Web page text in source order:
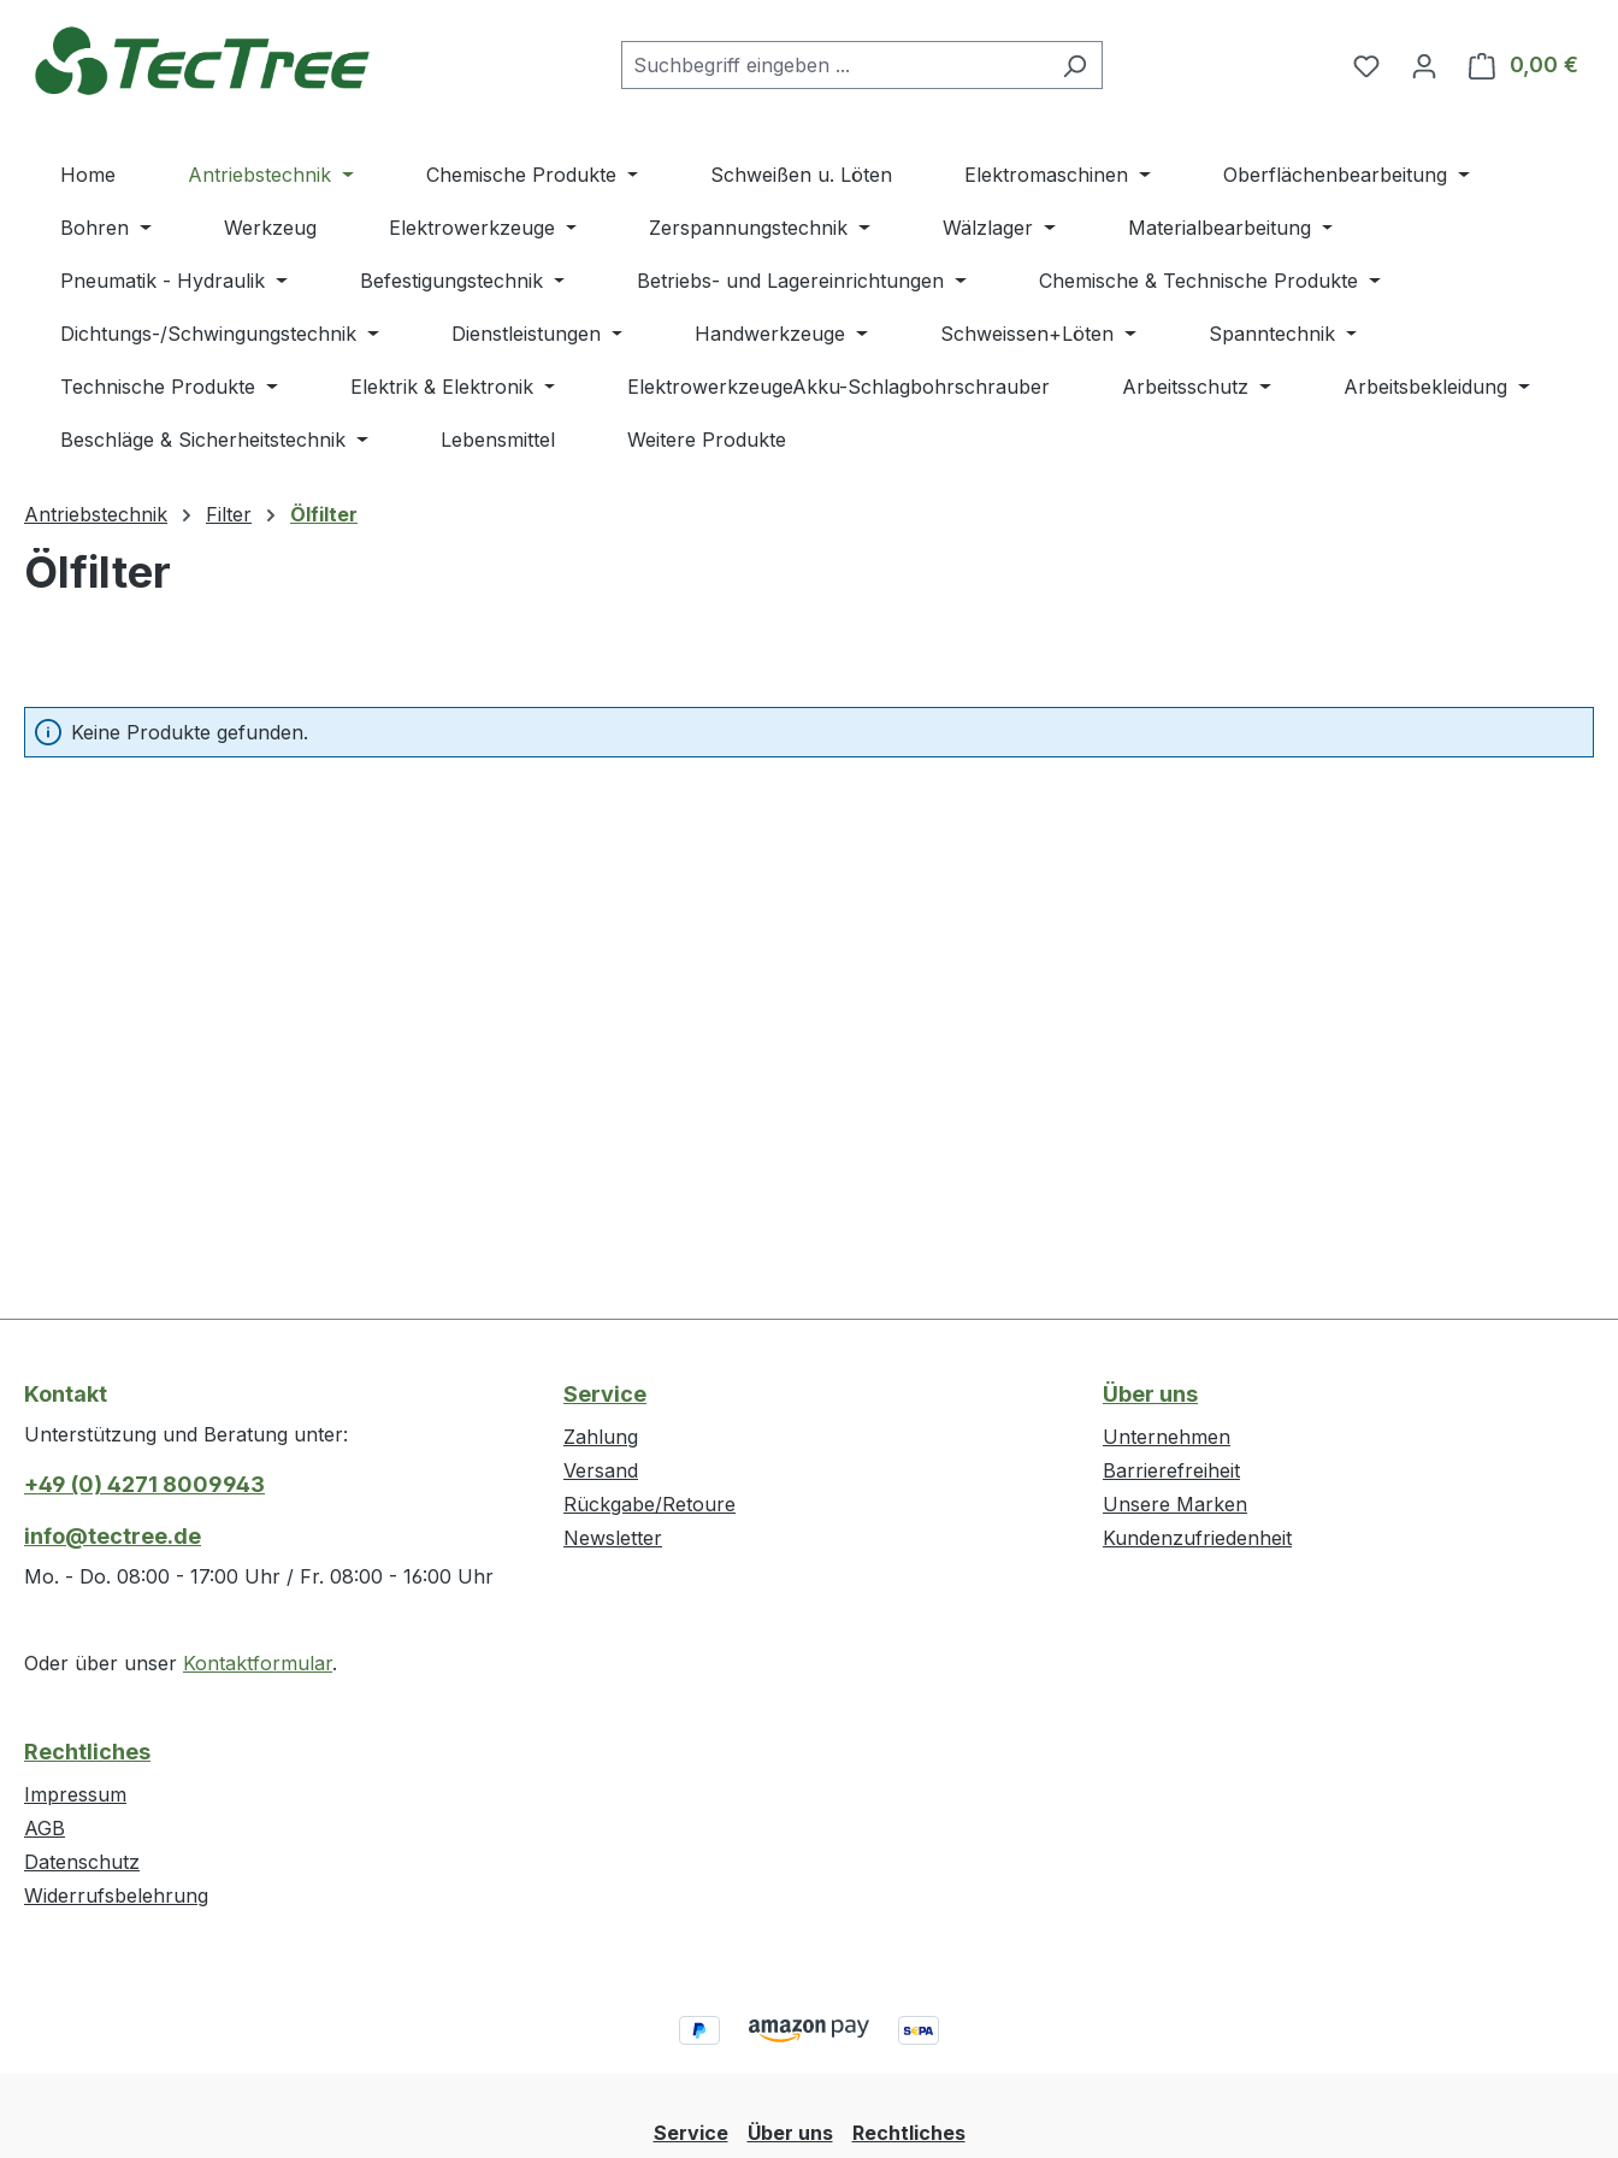
Hauptinhalt springen
Zur Suche springen
Zur Hauptnavigation springen
Du hast 0 Produkte auf
0,00 €
Home Antriebstechnik Chemische Produkte Schweißen u. Löten Elektromaschinen Oberflächenbearbeitung
Bohren Werkzeug Elektrowerkzeuge Zerspannungstechnik Wälzlager Materialbearbeitung
Pneumatik - Hydraulik Befestigungstechnik Betriebs- und Lagereinrichtungen Chemische & Technische Produkte
Dichtungs-/Schwingungstechnik Dienstleistungen Handwerkzeuge Schweissen+Löten Spanntechnik
Technische Produkte Elektrik & Elektronik ElektrowerkzeugeAkku-Schlagbohrschrauber Arbeitsschutz Arbeitsbekleidung
Beschläge & Sicherheitstechnik Lebensmittel Weitere Produkte
Antriebstechnik Filter Ölfilter
Ölfilter
Keine Produkte gefunden.
Kontakt
Unterstützung und Beratung unter:
+49 (0) 4271 8009943
info@tectree.de
Mo. - Do. 08:00 - 17:00 Uhr / Fr. 08:00 - 16:00 Uhr
Oder über unser Kontaktformular.
Service
Zahlung
Versand
Rückgabe/Retoure
Newsletter
Über uns
Unternehmen
Barrierefreiheit
Unsere Marken
Kundenzufriedenheit
Rechtliches
Impressum
AGB
Datenschutz
Widerrufsbelehrung
Service Über uns Rechtliches